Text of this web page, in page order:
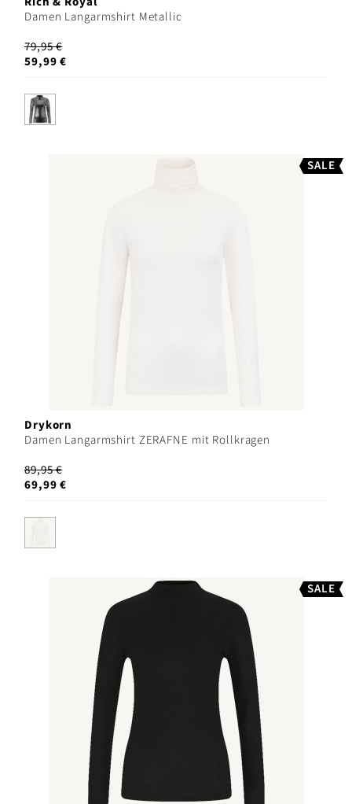
Damen Langarmshirt Metallic
79,95 €
59,99 €
SALE
Drykorn
Damen Langarmshirt ZERAFNE mit Rollkragen
89,95 €
69,99 €
SALE